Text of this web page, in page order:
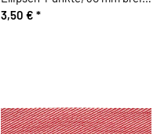
2 Farben
3,50 € *